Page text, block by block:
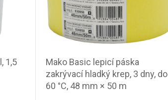
1,5
Mako Basic lepicí páska
zakrývací hladký krep, 3 dny, do
60 °C, 48 mm × 50 m